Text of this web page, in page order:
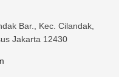
Bar., Kec. Cilandak,
Jakarta 12430